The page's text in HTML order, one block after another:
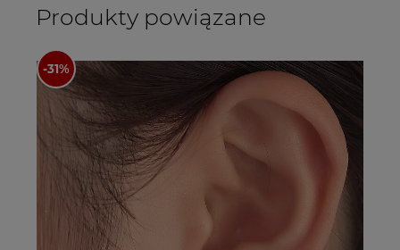
Produkty powiązane